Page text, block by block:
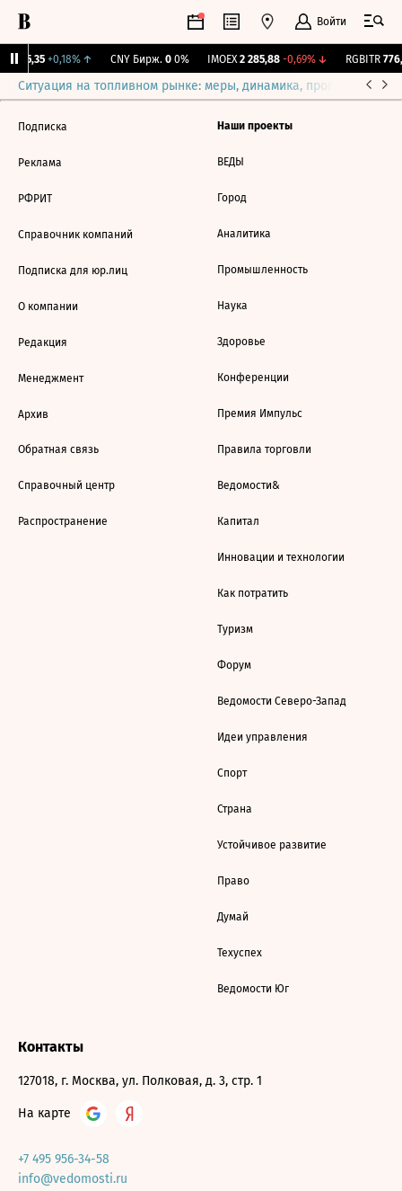
Войти
115,35 +0,18%↑ CNY Бирж. 0 0% IMOEX 2 285,88 -0,69%↓ RGBITR
Ситуация на топливном рынке: меры, динамика, прогнозы
Подписка
Реклама
РФРИТ
Справочник компаний
Подписка для юр.лиц
О компании
Редакция
Менеджмент
Архив
Обратная связь
Справочный центр
Распространение
Наши проекты
ВЕДЫ
Город
Аналитика
Промышленность
Наука
Здоровье
Конференции
Премия Импульс
Правила торговли
Ведомости&
Капитал
Инновации и технологии
Как потратить
Туризм
Форум
Ведомости Северо-Запад
Идеи управления
Спорт
Страна
Устойчивое развитие
Право
Думай
Техуспех
Ведомости Юг
Контакты
127018, г. Москва, ул. Полковая, д. 3, стр. 1
На карте
+7 495 956-34-58
info@vedomosti.ru